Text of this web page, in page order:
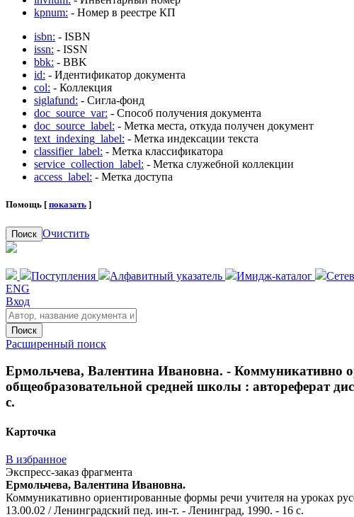
kpnum: - Номер в реестре КП
isbn: - ISBN
issn: - ISSN
bbk: - BBK
id: - Идентификатор документа
col: - Коллекция
siglafund: - Сигла-фонд
doc_source_var: - Способ получения документа
doc_source_label: - Метка места, откуда получен документ
text_indexing_label: - Метка индексации текста
classifier_label: - Метка классификатора
service_collection_label: - Метка служебной коллекции
access_label: - Метка доступа
Помощь [ показать ]
Поиск Очистить
Поступления Алфавитный указатель Имидж-каталог
ENG
Вход
Поиск
Расширенный поиск
Ермольчева, Валентина Ивановна. - Коммуникативно
общеобразовательной средней школы : автореферат
с.
Карточка
В избранное
Экспресс-заказ фрагмента
Ермольчева, Валентина Ивановна.
Коммуникативно ориентированные формы речи учителя на уроках
13.00.02 / Ленинградский пед. ин-т. - Ленинград, 1990. - 16 с.